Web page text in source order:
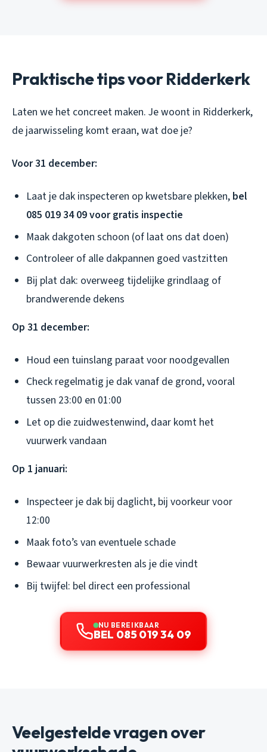
Praktische tips voor Ridderkerk
Laten we het concreet maken. Je woont in Ridderkerk,
de jaarwisseling komt eraan, wat doe je?
Voor 31 december:
Laat je dak inspecteren op kwetsbare plekken, bel
085 019 34 09 voor gratis inspectie
Maak dakgoten schoon (of laat ons dat doen)
Controleer of alle dakpannen goed vastzitten
Bij plat dak: overweeg tijdelijke grindlaag of
brandwerende dekens
Op 31 december:
Houd een tuinslang paraat voor noodgevallen
Check regelmatig je dak vanaf de grond, vooral
tussen 23:00 en 01:00
Let op die zuidwestenwind, daar komt het
vuurwerk vandaan
Op 1 januari:
Inspecteer je dak bij daglicht, bij voorkeur voor
12:00
Maak foto’s van eventuele schade
Bewaar vuurwerkresten als je die vindt
Bij twijfel: bel direct een professional
NU BEREIKBAAR
BEL 085 019 34 09
Veelgestelde vragen over